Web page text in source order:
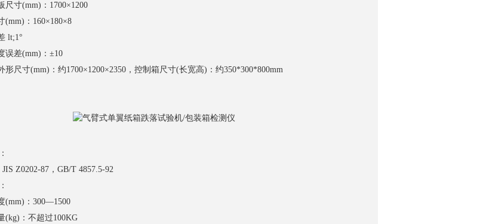
寸(mm)：1700×1200
：160×180×8
lt;1°
差(mm)：±10
寸(mm)：约1700×1200×2350，控制箱尺寸(长宽高)：约350*300*800mm
Z0202-87，GB/T 4857.5-92
：300—1500
：不超过100KG